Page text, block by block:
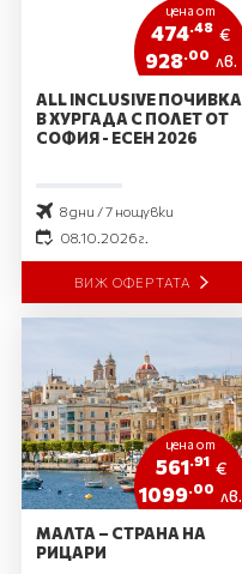
цена от
474.48 €
928.00 лв.
ALL INCLUSIVE ПОЧИВКА
В ХУРГАДА С ПОЛЕТ ОТ
СОФИЯ - ЕСЕН 2026
8 дни / 7 нощувки
08.10.2026 г.
ВИЖ ОФЕРТАТА
цена от
561.91 €
1099.00 лв.
МАЛТА – СТРАНА НА
РИЦАРИ